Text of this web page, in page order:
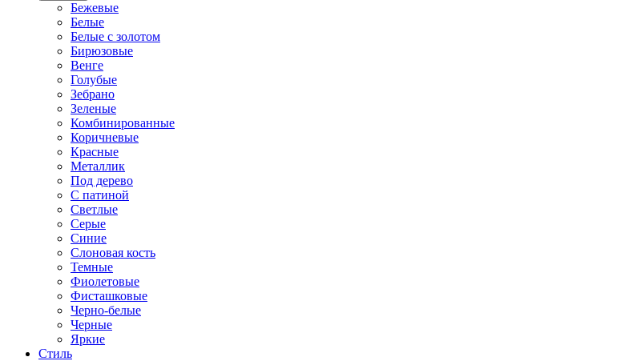
Бежевые
Белые
Белые с золотом
Бирюзовые
Венге
Голубые
Зебрано
Зеленые
Комбинированные
Коричневые
Красные
Металлик
Под дерево
С патиной
Светлые
Серые
Синие
Слоновая кость
Темные
Фиолетовые
Фисташковые
Черно-белые
Черные
Яркие
Стиль